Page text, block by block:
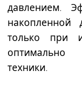
давлением.
только при
оптимально
техники.